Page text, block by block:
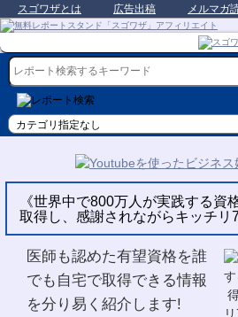
スゴワザとは 広告出稿 メルマガ
《世界中で800万人が実践する資
取得し、感謝されながらキッチリ
医師も認めた有望資格を誰
でも自宅で取得できる情報
を分り易く紹介します!